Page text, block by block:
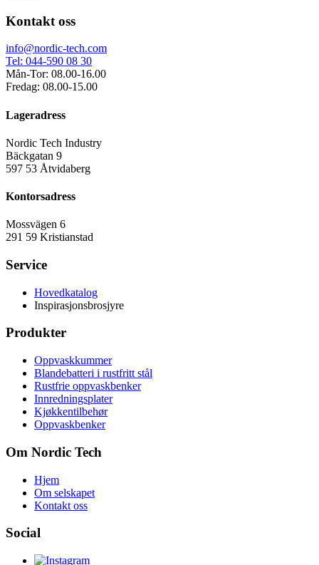
Kontakt oss
info@nordic-tech.com
Tel: 044-590 08 30
Mån-Tor: 08.00-16.00
Fredag: 08.00-15.00
Lageradress
Nordic Tech Industry
Bäckgatan 9
597 53 Åtvidaberg
Kontorsadress
Mossvägen 6
291 59 Kristianstad
Service
Hovedkatalog
Inspirasjonsbrosjyre
Produkter
Oppvaskkummer
Blandebatteri i rustfritt stål
Rustfrie oppvaskbenker
Innredningsplater
Kjøkkentilbehør
Oppvaskbenker
Om Nordic Tech
Hjem
Om selskapet
Kontakt oss
Social